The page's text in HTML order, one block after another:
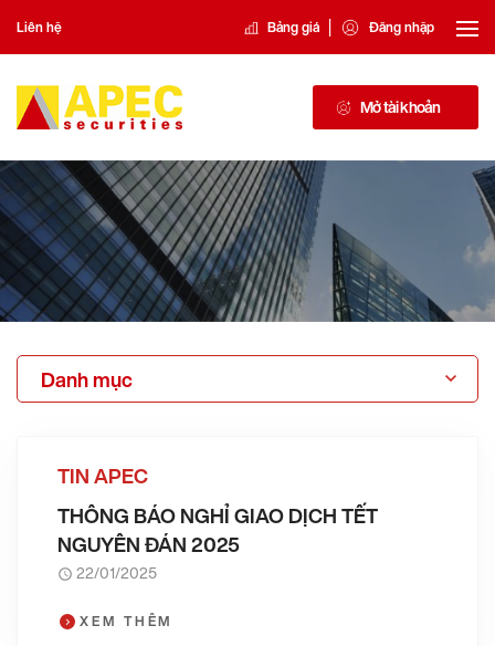
Liên hệ Bảng giá | Đăng nhập
Mở tài khoản
Danh mục
TIN APEC
THÔNG BÁO NGHỈ GIAO DỊCH TẾT
NGUYÊN ĐÁN 2025
22/01/2025
XEM THÊM